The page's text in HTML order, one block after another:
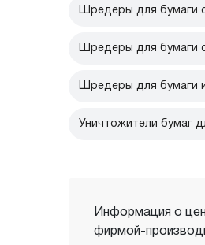
Шредеры для бумаги
Шредеры для бумаги
Шредеры для бумаги
Уничтожители бумаг
Информация о
фирмой-